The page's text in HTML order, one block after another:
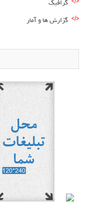
گرافیک
گزارش ها و آمار